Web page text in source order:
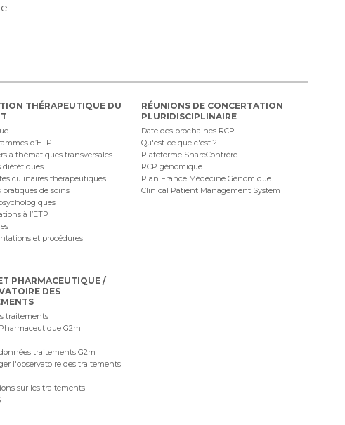
THÉRAPEUTIQUE DU
d’ETP
à thématiques transversales
diététiques
culinaires thérapeutiques
pratiques de soins
à l’ETP
et procédures
RÉUNIONS DE CONCERTATION
PLURIDISCIPLINAIRE
Date des prochaines RCP
Qu'est-ce que c'est ?
Plateforme ShareConfrère
RCP génomique
Plan France Médecine Génomique
Clinical Patient Management System
PHARMACEUTIQUE /
DES
traitements
G2m
traitements G2m
l'observatoire des traitements
sur les traitements